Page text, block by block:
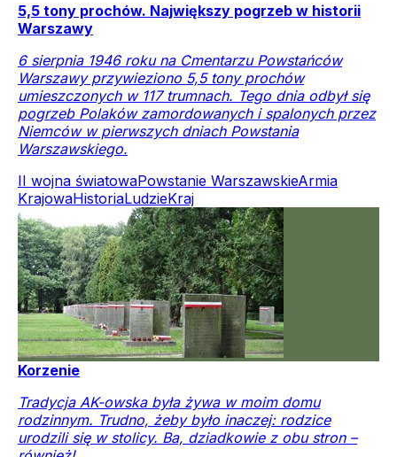
5,5 tony prochów. Największy pogrzeb w historii
Warszawy
6 sierpnia 1946 roku na Cmentarzu Powstańców
Warszawy przywieziono 5,5 tony prochów
umieszczonych w 117 trumnach. Tego dnia odbył się
pogrzeb Polaków zamordowanych i spalonych przez
Niemców w pierwszych dniach Powstania
Warszawskiego.
II wojna światowaPowstanie WarszawskieArmia
KrajowaHistoriaLudzieKraj
Korzenie
Tradycja AK-owska była żywa w moim domu
rodzinnym. Trudno, żeby było inaczej: rodzice
urodzili się w stolicy. Ba, dziadkowie z obu stron –